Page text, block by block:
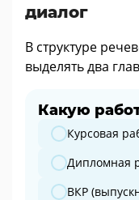
диалог
В структуре
выделять два
Какую
Какую работу
Курсовая
Дипломная
ВКР